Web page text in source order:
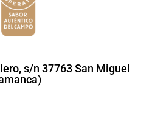
s/n 37763 San Miguel